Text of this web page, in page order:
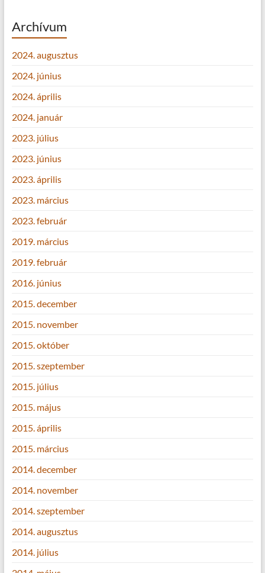
Archívum
2024. augusztus
2024. június
2024. április
2024. január
2023. július
2023. június
2023. április
2023. március
2023. február
2019. március
2019. február
2016. június
2015. december
2015. november
2015. október
2015. szeptember
2015. július
2015. május
2015. április
2015. március
2014. december
2014. november
2014. szeptember
2014. augusztus
2014. július